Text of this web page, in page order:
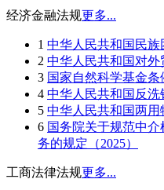
经济金融法规更多...
1 中华人民共和国民族
2 中华人民共和国对外
3 国家自然科学基金条
4 中华人民共和国反洗
5 中华人民共和国两用
6 国务院关于规范中
务的规定（2025）
工商法律法规更多...